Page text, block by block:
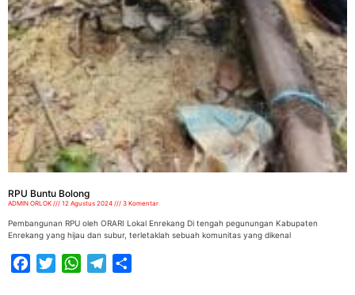
RPU Buntu Bolong
ADMIN ORLOK 12 Agustus 2024 3 Komentar
Pembangunan RPU oleh ORARI Lokal Enrekang Di tengah pegunungan Kabupaten
Enrekang yang hijau dan subur, terletaklah sebuah komunitas yang dikenal
FacebookTwitterWhatsAppTelegram